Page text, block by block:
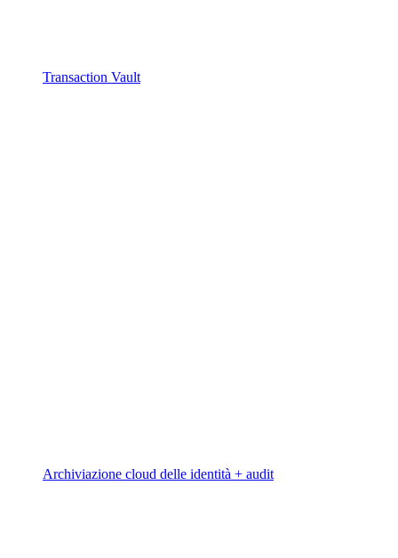
Transaction Vault
Archiviazione cloud delle identità + audit